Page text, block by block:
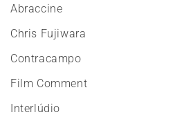
Abraccine
Chris Fujiwara
Contracampo
Film Comment
Interlúdio